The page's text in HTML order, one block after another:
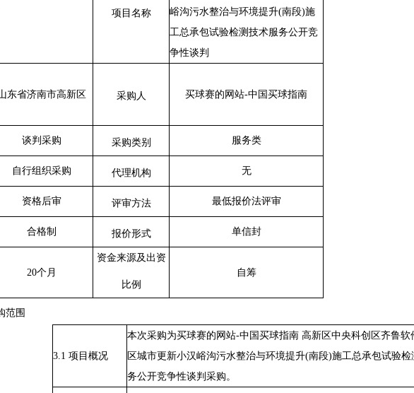
项目名称
峪沟污水整治与环境提升(南段)施
工总承包试验检测技术服务公开竞
争性谈判
东省济南市高新区 采购人 买球赛的网站-中国买球指南
谈判采购 采购类别 服务类
自行组织采购 代理机构 无
资格后审 评审方法 最低报价法评审
合格制 报价形式 单信封
20个月
资金来源及出资
比例
自筹
范围
3.1 项目概况
本次采购为买球赛的网站-中国买球指南 高新区中央科创区齐鲁软
区城市更新小汉峪沟污水整治与环境提升(南段)施工总承包试验检
务公开竞争性谈判采购。